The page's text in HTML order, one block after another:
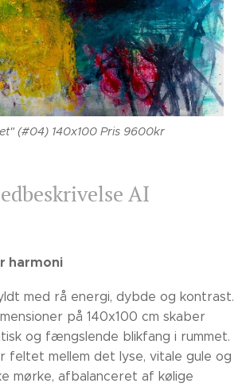
(#04) 140x100 Pris 9600kr
AI
harmoni
med rå energi, dybde og kontrast.
på 140x100 cm skaber
og fængslende blikfang i rummet.
mellem det lyse, vitale gule og
mørke, afbalanceret af kølige